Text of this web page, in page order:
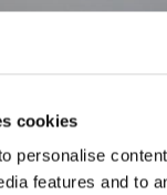
cookies
personalise
features and to
päivät ovat
torstai